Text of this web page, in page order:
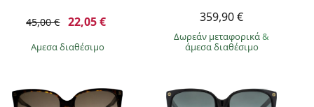
45,00 € 22,05 €
άμεσα διαθέσιμο
359,90 €
Δωρεάν μεταφορικά&
άμεσα διαθέσιμο